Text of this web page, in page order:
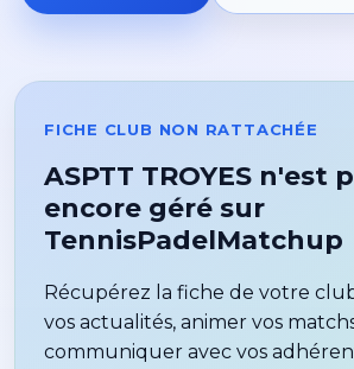
FICHE CLUB NON RATTACHÉE
ASPTT TROYES n'est
encore géré sur
TennisPadelMatchup
Récupérez la fiche de votre
vos actualités, animer vos
communiquer avec vos